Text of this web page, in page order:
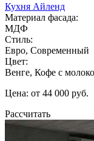
Кухня Айленд
Материал фасада:
МДФ
Стиль:
Евро, Современный
Цвет:
Венге, Кофе с
Цена: от 44 000 руб.
Рассчитать